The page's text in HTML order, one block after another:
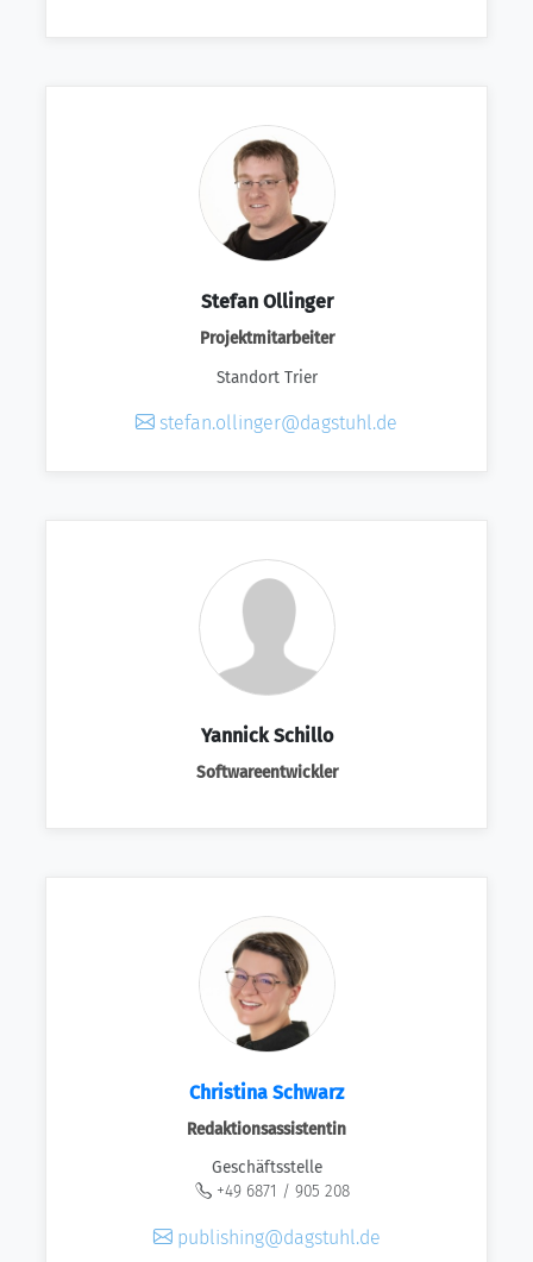
Stefan Ollinger
Projektmitarbeiter
Standort Trier
stefan.ollinger@dagstuhl.de
Yannick Schillo
Softwareentwickler
Christina Schwarz
Redaktionsassistentin
Geschäftsstelle
+49 6871 / 905 208
publishing@dagstuhl.de